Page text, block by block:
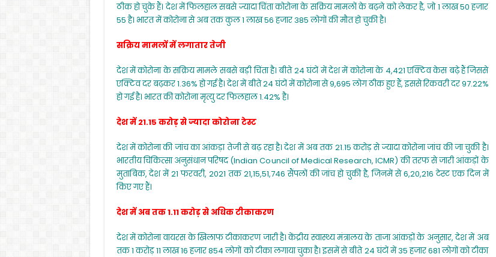
ठीक हो चुके हैं। देश में फिलहाल सबसे ज्यादा चिंता कोरोना के सक्रिय मामलों के बढ़ने को लेकर है, जो 1 लाख 50 हजार
55 है। भारत में कोरोना से अब तक कुल 1 लाख 56 हजार 385 लोगों की मौत हो चुकी है।
सक्रिय मामलों में लगातार तेजी
देश में कोरोना के सक्रिय मामले सबसे बड़ी चिंता है। बीते 24 घंटों में देश में कोरोना के 4,421 एक्टिव केस बढ़े हैं जिससे
एक्टिव दर बढ़कर 1.36% हो गई है। देश में बीते 24 घंटों में कोरोना से 9,695 लोग ठीक हुए हैं, इससे रिकवरी दर 97.22%
हो गई है। भारत की कोरोना मृत्यु दर फिलहाल 1.42% है।
देश में 21.15 करोड़ से ज्यादा कोरोना टेस्ट
देश में कोरोना की जांच का आंकड़ा तेजी से बढ़ रहा है। देश में अब तक 21.15 करोड़ से ज्यादा कोरोना जांच की जा चुकी है।
भारतीय चिकित्सा अनुसंधान परिषद (Indian Council of Medical Research, ICMR) की तरफ से जारी आंकड़ों के
मुताबिक, देश में 21 फरवरी, 2021 तक 21,15,51,746 सैंपलों की जांच हो चुकी है, जिनमें से 6,20,216 टेस्ट एक दिन में
किए गए हैं।
देश में अब तक 1.11 करोड़ से अधिक टीकाकरण
देश में कोरोना वायरस के खिलाफ टीकाकरण जारी है। केंद्रीय स्वास्थ्य मंत्रालय के ताजा आंकड़ों के अनुसार, देश में अब
तक 1 करोड़ 11 लाख 16 हजार 854 लोगों को टीका लगाया चुका है। इसमें से बीते 24 घंटों में 35 हजार 681 लोगों को टीका